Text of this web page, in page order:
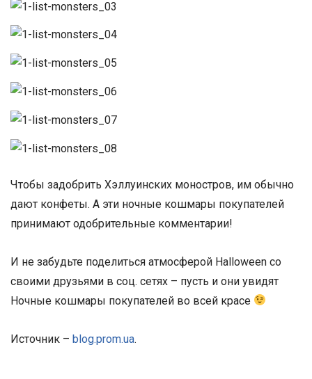
Чтобы задобрить Хэллуинских моностров, им обычно
дают конфеты. А эти ночные кошмары покупателей
принимают одобрительные комментарии!
И не забудьте поделиться атмосферой Halloween со
своими друзьями в соц. сетях – пусть и они увидят
Ночные кошмары покупателей во всей красе
Источник – blog.prom.ua.